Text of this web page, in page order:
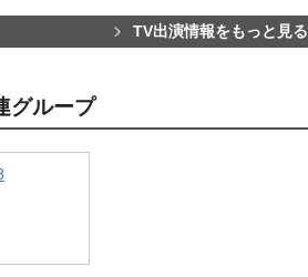
TV出演情報をもっと見る
グループ